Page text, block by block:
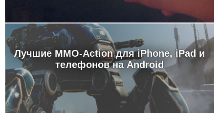
Лучшие MMO-Action для iPhone, iPad и
телефонов на Android